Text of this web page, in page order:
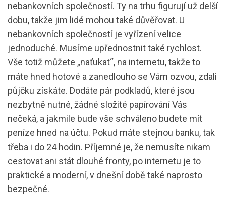
nebankovních společností. Ty na trhu figurují už delší
dobu, takže jim lidé mohou také důvěřovat. U
nebankovních společností je vyřízení velice
jednoduché. Musíme upřednostnit také rychlost.
Vše totiž můžete „naťukat“, na internetu, takže to
máte hned hotové a zanedlouho se Vám ozvou, zdali
půjčku získáte. Dodáte pár podkladů, které jsou
nezbytně nutné, žádné složité papírování Vás
nečeká, a jakmile bude vše schváleno budete mít
peníze hned na účtu. Pokud máte stejnou banku, tak
třeba i do 24 hodin. Příjemné je, že nemusíte nikam
cestovat ani stát dlouhé fronty, po internetu je to
praktické a moderní, v dnešní době také naprosto
bezpečné.